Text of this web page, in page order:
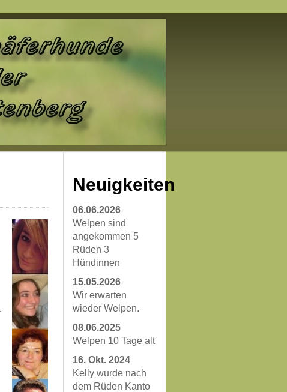
Neuigkeiten
06.06.2026
Welpen sind
angekommen 5
Rüden 3
Hündinnen
15.05.2026
Wir erwarten
wieder Welpen.
08.06.2025
Welpen 10 Tage alt
16. Okt. 2024
Kelly wurde nach
dem Rüden Kanto